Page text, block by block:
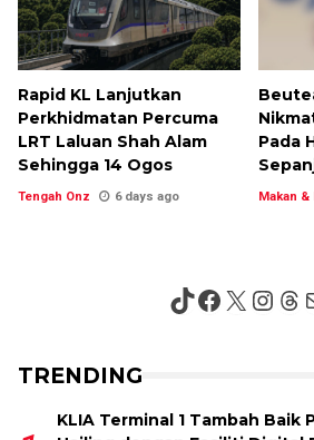
Rapid KL Lanjutkan
Perkhidmatan Percuma
LRT Laluan Shah Alam
Sehingga 14 Ogos
Tengah Onz 6 days ago
Pada
Makan &
TikTok
Facebook
X
TRENDING
KLIA Terminal 1 Tambah Baik